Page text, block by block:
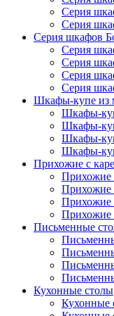
Серия
Серия
Серия шкафов
Серия
Серия
Серия
Серия
Шкафы-купе из
Шкафы-
Шкафы-
Шкафы-
Шкафы-
Прихожие с
Прихожие
Прихожие
Прихожие
Прихожие
Письменные
Кухонные столы
Кухонные